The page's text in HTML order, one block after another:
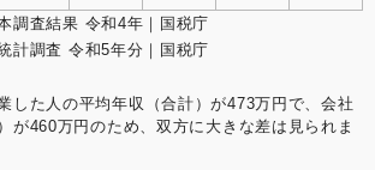
調査結果 令和4年｜国税庁
計調査 令和5年分｜国税庁
した人の平均年収（合計）が473万円で、会社
が460万円のため、双方に大きな差は見られま